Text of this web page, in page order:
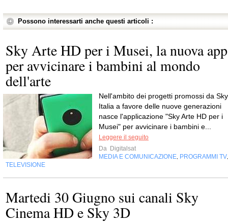
Possono interessarti anche questi articoli :
Sky Arte HD per i Musei, la nuova app
per avvicinare i bambini al mondo
dell'arte
Nell'ambito dei progetti promossi da Sky
Italia a favore delle nuove generazioni
nasce l'applicazione "Sky Arte HD per i
Musei" per avvicinare i bambini e...
Leggere il seguito
Da Digitalsat
MEDIA E COMUNICAZIONE PROGRAMMI TV
TELEVISIONE
Martedi 30 Giugno sui canali Sky
Cinema HD e Sky 3D